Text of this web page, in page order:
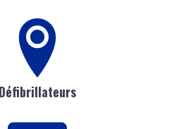
Défibrillateurs